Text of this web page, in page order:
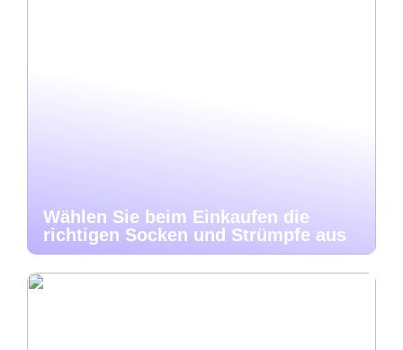
Wählen Sie beim Einkaufen die
richtigen Socken und Strümpfe aus